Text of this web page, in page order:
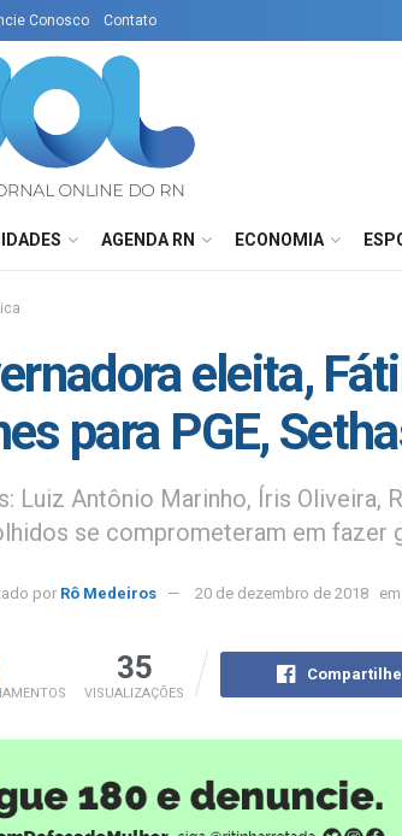
Conosco Contato
AGENDA RN ECONOMIA
eleita,
para PGE,
Luiz Antônio Marinho, Íris Oliveira,
se comprometeram em fazer
por Rô Medeiros 20 de dezembro de 2018 em
35
VISUALIZAÇÕES
Compartilhe